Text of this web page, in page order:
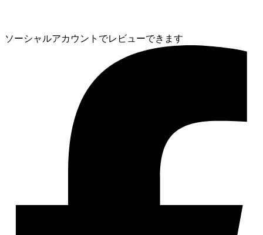
ソーシャルアカウントでレビューできます